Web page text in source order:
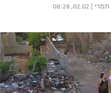
תמרי 02.02, 08:28